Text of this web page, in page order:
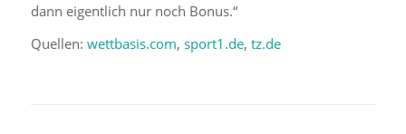
dann eigentlich nur noch Bonus.“
Quellen: wettbasis.com, sport1.de, tz.de